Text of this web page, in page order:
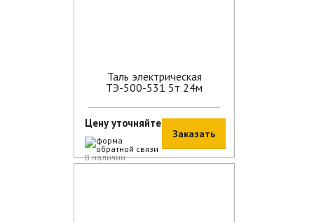
Таль электрическая
ТЭ-500-531 5т 24м
Цену уточняйте
В наличии
Заказать